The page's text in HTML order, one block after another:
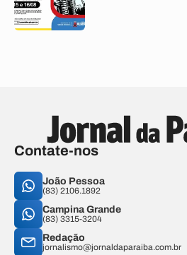
Contate-nos
João Pessoa
(83) 2106.1892
Campina Grande
(83) 3315-3204
Redação
jornalismo@jornaldaparaiba.com.br